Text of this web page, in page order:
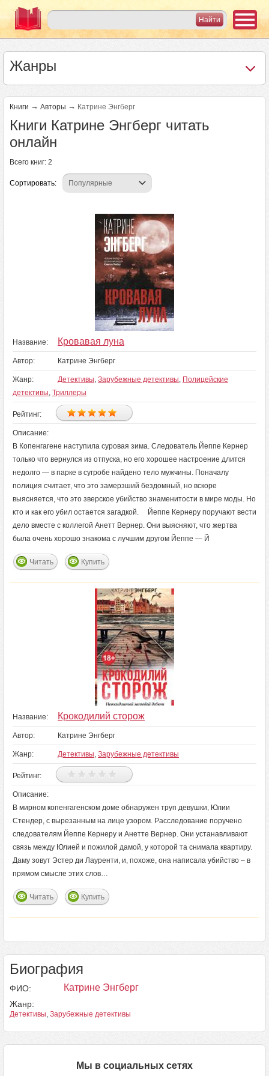
Жанры
Книги → Авторы → Катрине Энгберг
Книги Катрине Энгберг читать
онлайн
Всего книг: 2
Сортировать:
Название: Кровавая луна
Автор: Катрине Энгберг
Жанр: Детективы, Зарубежные детективы, Полицейские
детективы, Триллеры
Рейтинг:
Описание:
В Копенгагене наступила суровая зима. Следователь Йеппе Кернер
только что вернулся из отпуска, но его хорошее настроение длится
недолго — в парке в сугробе найдено тело мужчины. Поначалу
полиция считает, что это замерзший бездомный, но вскоре
выясняется, что это зверское убийство знаменитости в мире моды. Но
кто и как его убил остается загадкой. Йеппе Кернеру поручают вести
дело вместе с коллегой Анетт Вернер. Они выясняют, что жертва
была очень хорошо знакома с лучшим другом Йеппе — Й
Читать Купить
Название: Крокодилий сторож
Автор: Катрине Энгберг
Жанр: Детективы, Зарубежные детективы
Рейтинг:
Описание:
В мирном копенгагенском доме обнаружен труп девушки, Юлии
Стендер, с вырезанным на лице узором. Расследование поручено
следователям Йеппе Кернеру и Анетте Вернер. Они устанавливают
связь между Юлией и пожилой дамой, у которой та снимала квартиру.
Даму зовут Эстер ди Лауренти, и, похоже, она написала убийство – в
прямом смысле этих слов…
Читать Купить
Биография
ФИО: Катрине Энгберг
Жанр:
Детективы, Зарубежные детективы
Мы в социальных сетях